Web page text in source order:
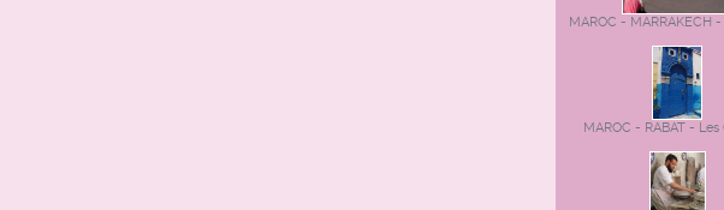
MAROC - MARRAKECH
MAROC - RABAT - Les